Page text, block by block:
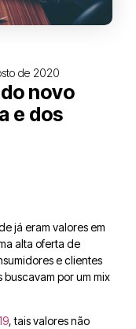
de 2020
novo
e dos
já eram valores em
alta oferta de
e clientes
por um mix
, tais valores não